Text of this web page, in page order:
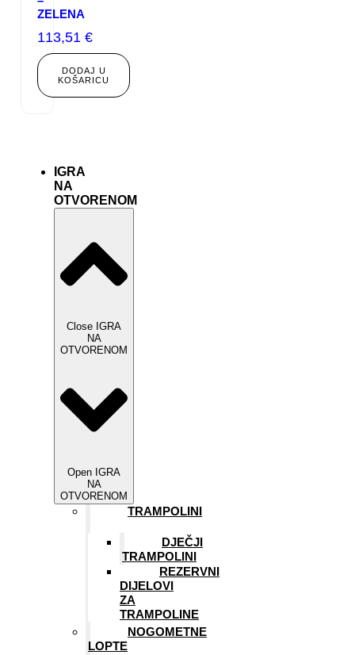
ZELENA
113,51 €
DODAJ U
KOŠARICU
IGRA
NA
OTVORENOM
Close IGRA
NA
OTVORENOM
Open IGRA
NA
OTVORENOM
TRAMPOLINI
DJEČJI
TRAMPOLINI
REZERVNI
DIJELOVI
ZA
TRAMPOLINE
NOGOMETNE
LOPTE